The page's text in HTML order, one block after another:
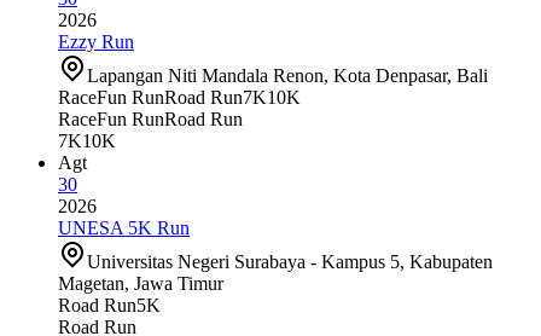
2026
Ezzy Run
Lapangan Niti Mandala Renon, Kota Denpasar, Bali
RaceFun RunRoad Run7K10K
RaceFun RunRoad Run
7K10K
Agt
30
2026
UNESA 5K Run
Universitas Negeri Surabaya - Kampus 5, Kabupaten
Magetan, Jawa Timur
Road Run5K
Road Run